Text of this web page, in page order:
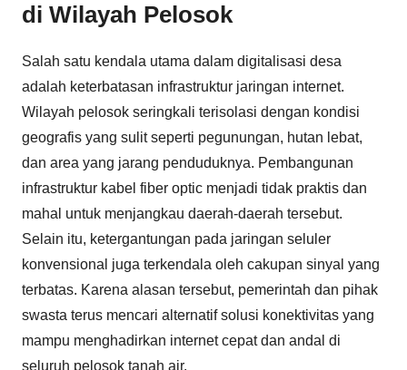
di Wilayah Pelosok
Salah satu kendala utama dalam digitalisasi desa
adalah keterbatasan infrastruktur jaringan internet.
Wilayah pelosok seringkali terisolasi dengan kondisi
geografis yang sulit seperti pegunungan, hutan lebat,
dan area yang jarang penduduknya. Pembangunan
infrastruktur kabel fiber optic menjadi tidak praktis dan
mahal untuk menjangkau daerah-daerah tersebut.
Selain itu, ketergantungan pada jaringan seluler
konvensional juga terkendala oleh cakupan sinyal yang
terbatas. Karena alasan tersebut, pemerintah dan pihak
swasta terus mencari alternatif solusi konektivitas yang
mampu menghadirkan internet cepat dan andal di
seluruh pelosok tanah air.